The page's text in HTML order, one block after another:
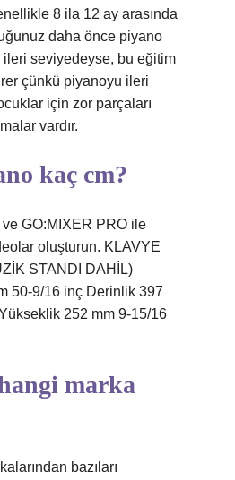
8 ila 12 ay arasında
daha önce piyano
ileri seviyedeyse, bu eğitim
çünkü piyanoyu ileri
için zor parçaları
vardır.
kaç cm?
ve GO:MIXER PRO ile
oluşturun. KLAVYE
STANDI DAHİL)
50-9/16 inç Derinlik 397
252 mm 9-15/16
marka
bazıları